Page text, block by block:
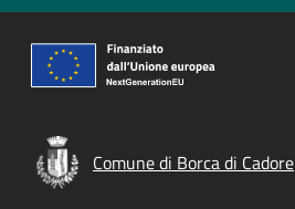
Comune di Borca di Cadore